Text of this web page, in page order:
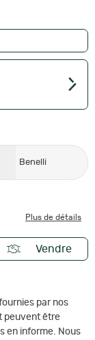
Benelli
Plus de détails
Vendre
par nos
peuvent être
en informe. Nous